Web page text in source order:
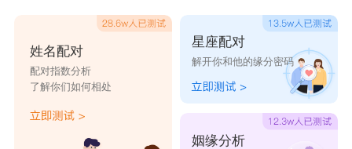
草字头比较旺的字女孩
1、笔画五笔：艾、节、艽、艿、艻、艼、芀、芁
2、笔画六笔：芝、芒、芍、芋、芏、芊、芨、
芄、芎、芑、芗、芃、芅、芆、芇、芉、芌、芐、
芓、芕、芖
姓名配对
配对指数分析
了解你们如何相处
星座配对
解开你和他的缘分密码
姻缘分析